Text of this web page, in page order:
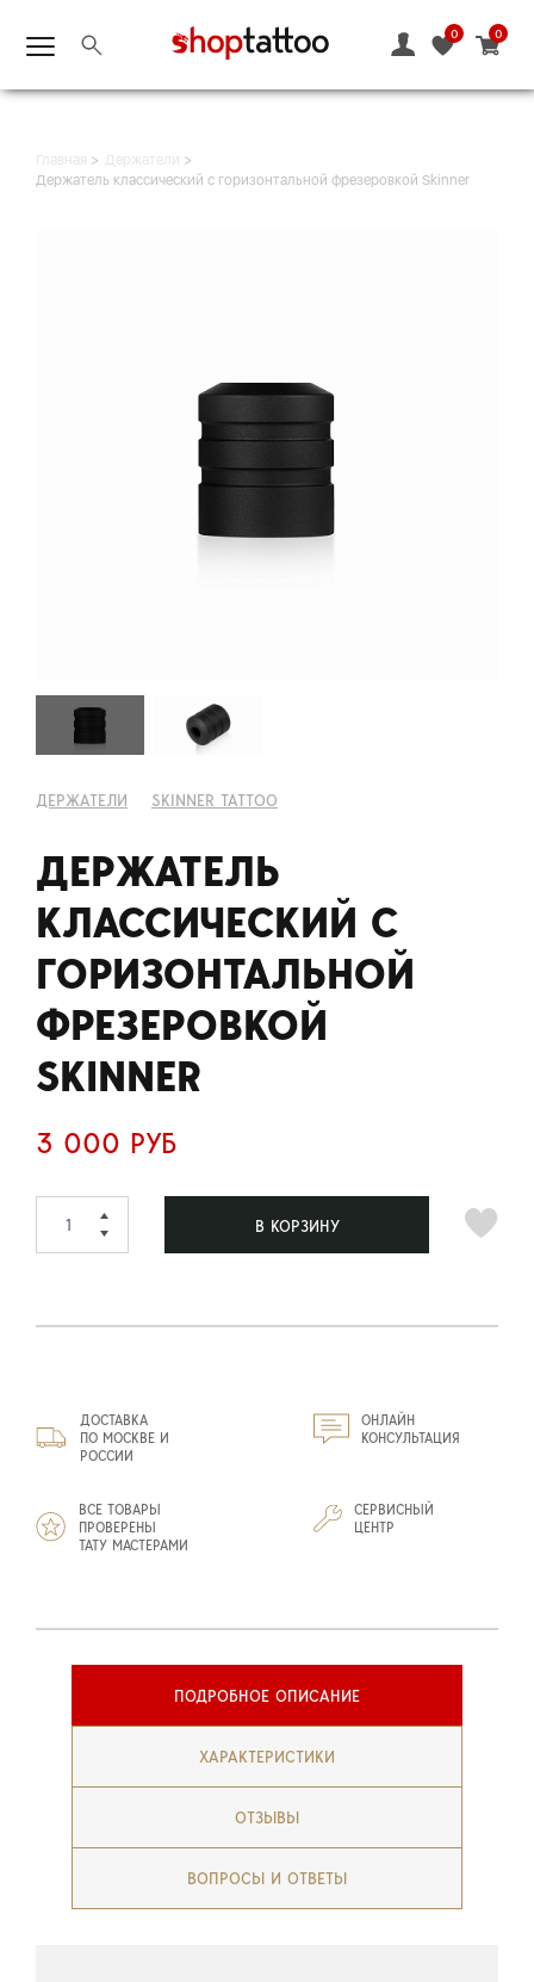
0
0
Главная
Держатели
Держатель классический с горизонтальной фрезеровкой Skinner
ДЕРЖАТЕЛИ SKINNER TATTOO
ДЕРЖАТЕЛЬ
КЛАССИЧЕСКИЙ С
ГОРИЗОНТАЛЬНОЙ
ФРЕЗЕРОВКОЙ
SKINNER
3 000 РУБ
В КОРЗИНУ
ДОСТАВКА
ПО МОСКВЕ И
РОССИИ
ОНЛАЙН
КОНСУЛЬТАЦИЯ
ВСЕ ТОВАРЫ
ПРОВЕРЕНЫ
ТАТУ МАСТЕРАМИ
СЕРВИСНЫЙ
ЦЕНТР
ПОДРОБНОЕ ОПИСАНИЕ
ХАРАКТЕРИСТИКИ
ОТЗЫВЫ
ВОПРОСЫ И ОТВЕТЫ